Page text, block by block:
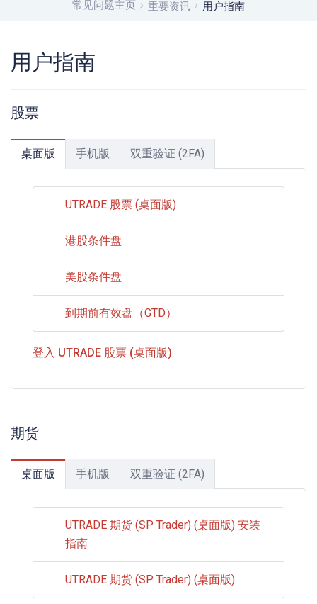
常见问题主页 重要资讯 用户指南
用户指南
股票
桌面版 手机版 双重验证 (2FA)
UTRADE 股票 (桌面版)
港股条件盘
美股条件盘
到期前有效盘（GTD）
登入 UTRADE 股票 (桌面版)
期货
桌面版 手机版 双重验证 (2FA)
UTRADE 期货 (SP Trader) (桌面版) 安装
指南
UTRADE 期货 (SP Trader) (桌面版)